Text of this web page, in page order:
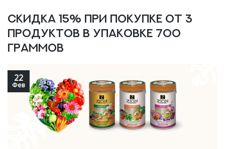
Скидка 15% при покупке от 3
продуктов в упаковке 700
граммов
22
Фев